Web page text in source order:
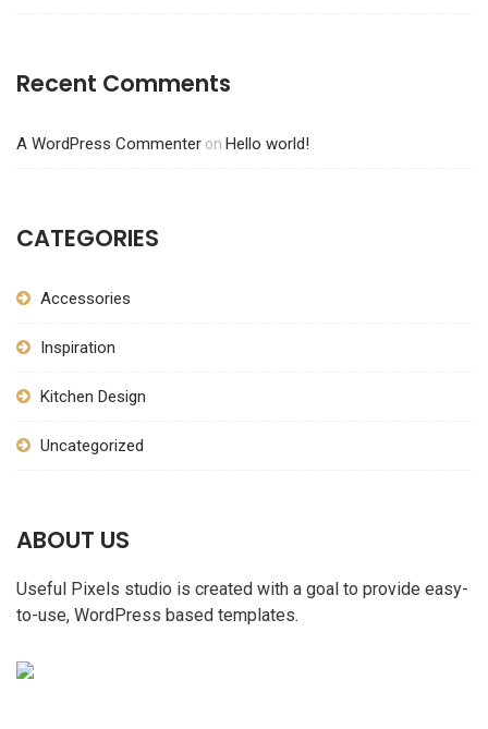
Recent Comments
A WordPress Commenter on Hello world!
CATEGORIES
Accessories
Inspiration
Kitchen Design
Uncategorized
ABOUT US
Useful Pixels studio is created with a goal to provide easy-
to-use, WordPress based templates.